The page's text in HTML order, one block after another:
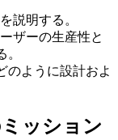
説明する。
ザーの生産性と
のように設計およ
ッション